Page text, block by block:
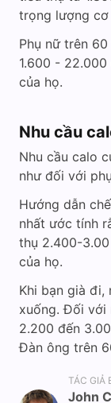
trọng lượng cơ
Phụ nữ trên
1.600 -
của họ.
Nhu cầu
Nhu cầu calo
như đối với
Hướng dẫn
nhất ước tính
thụ 2.400-
của họ.
Khi bạn già đi,
xuống. Đối với
2.200 đến
Đàn ông trên
TÁC GIẢ
John